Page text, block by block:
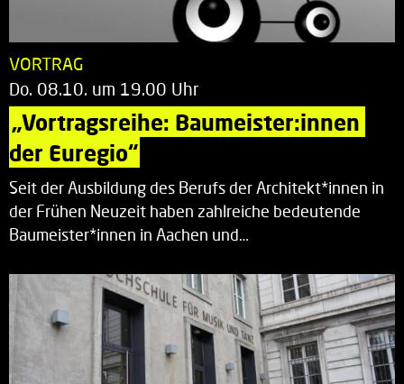
VORTRAG
Do. 08.10. um 19.00 Uhr
„Vortragsreihe: Baumeister:innen
der Euregio“
Seit der Ausbildung des Berufs der Architekt*innen in
der Frühen Neuzeit haben zahlreiche bedeutende
Baumeister*innen in Aachen und…